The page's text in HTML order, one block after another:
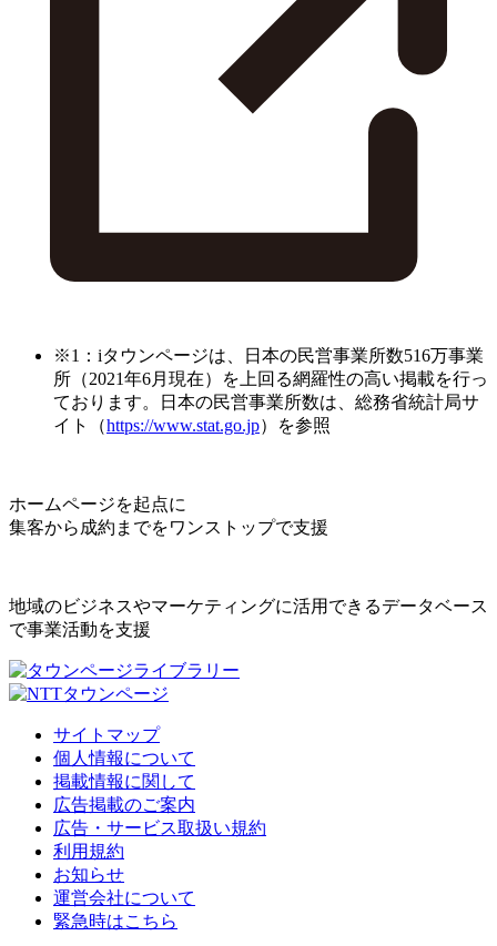
※1：iタウンページは、日本の民営事業所数516万事業
所（2021年6月現在）を上回る網羅性の高い掲載を行っ
ております。日本の民営事業所数は、総務省統計局サ
イト（https://www.stat.go.jp）を参照
ホームページを起点に
集客から成約までをワンストップで支援
地域のビジネスやマーケティングに活用できるデータベース
で事業活動を支援
サイトマップ
個人情報について
掲載情報に関して
広告掲載のご案内
広告・サービス取扱い規約
利用規約
お知らせ
運営会社について
緊急時はこちら